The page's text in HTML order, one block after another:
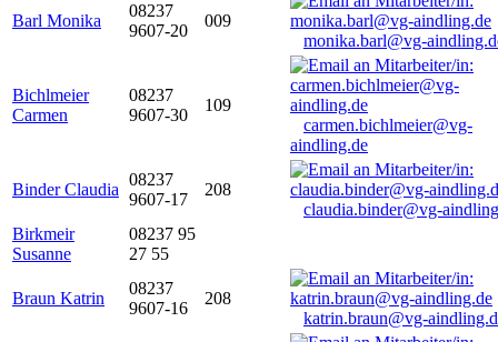
Barl Monika
08237
9607-20
009
monika.barl@vg-
Bichlmeier
Carmen
08237
9607-30
109
carmen.bichlmeier@vg-
aindling.de
Binder Claudia
08237
9607-17
208
claudia.binder@vg-
Birkmeir
Susanne
08237 95
27 55
Braun Katrin
08237
9607-16
208
katrin.braun@vg-